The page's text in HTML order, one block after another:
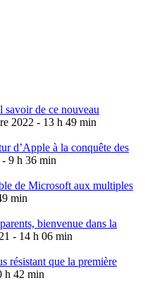
de ce nouveau
2022 - 13 h 49 min
d’Apple à la conquête des
- 9 h 36 min
de Microsoft aux multiples
min
bienvenue dans la
- 14 h 06 min
résistant que la première
h 42 min